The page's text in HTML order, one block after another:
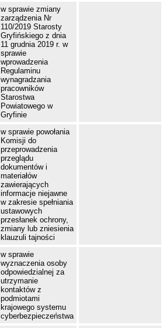
w sprawie zmiany
zarządzenia Nr
110/2019 Starosty
Gryfińskiego z dnia
11 grudnia 2019 r. w
sprawie
wprowadzenia
Regulaminu
wynagradzania
pracowników
Starostwa
Powiatowego w
Gryfinie
w sprawie powołania
Komisji do
przeprowadzenia
przeglądu
dokumentów i
materiałów
zawierających
informacje niejawne
w zakresie spełniania
ustawowych
przesłanek ochrony,
zmiany lub zniesienia
klauzuli tajności
w sprawie
wyznaczenia osoby
odpowiedzialnej za
utrzymanie
kontaktów z
podmiotami
krajowego systemu
cyberbezpieczeństwa